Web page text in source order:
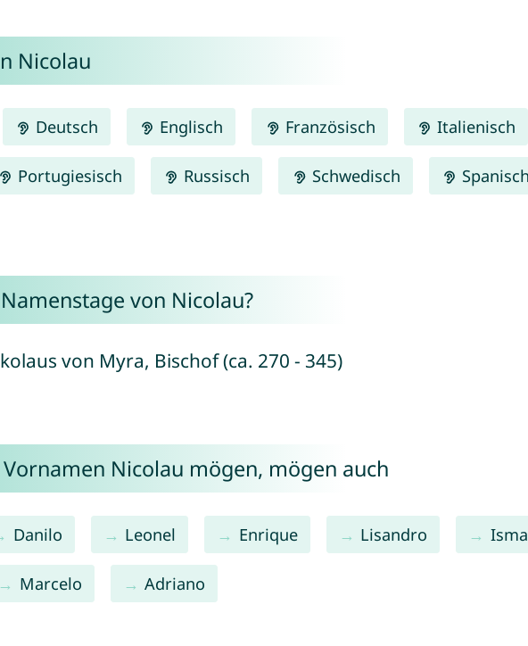
Nicolau
Deutsch Englisch Französisch Italienisch
Portugiesisch Russisch Schwedisch Spanisch
von Nicolau?
von Myra, Bischof (ca. 270 - 345)
Nicolau mögen, mögen auch
Danilo Leonel Enrique Lisandro
Marcelo Adriano